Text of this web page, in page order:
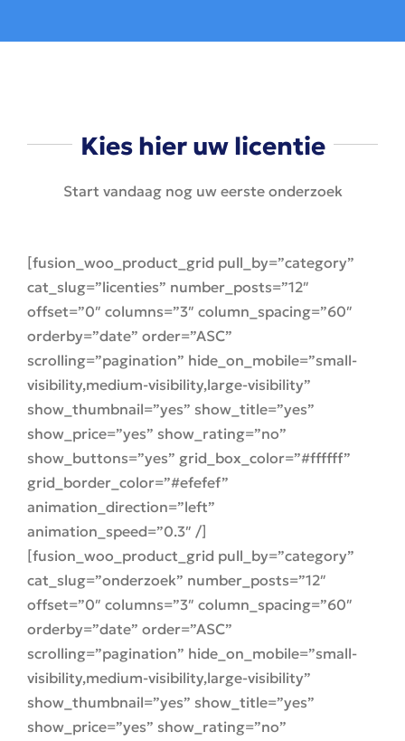
Kies hier uw licentie
Start vandaag nog uw eerste onderzoek
[fusion_woo_product_grid pull_by=”category”
cat_slug=”licenties” number_posts=”12″
offset=”0″ columns=”3″ column_spacing=”60″
orderby=”date” order=”ASC”
scrolling=”pagination” hide_on_mobile=”small-
visibility,medium-visibility,large-visibility”
show_thumbnail=”yes” show_title=”yes”
show_price=”yes” show_rating=”no”
show_buttons=”yes” grid_box_color=”#ffffff”
grid_border_color=”#efefef”
animation_direction=”left”
animation_speed=”0.3″ /]
[fusion_woo_product_grid pull_by=”category”
cat_slug=”onderzoek” number_posts=”12″
offset=”0″ columns=”3″ column_spacing=”60″
orderby=”date” order=”ASC”
scrolling=”pagination” hide_on_mobile=”small-
visibility,medium-visibility,large-visibility”
show_thumbnail=”yes” show_title=”yes”
show_price=”yes” show_rating=”no”